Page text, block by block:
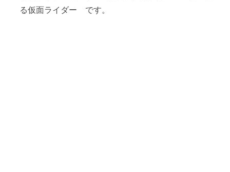
る仮面ライダー です。